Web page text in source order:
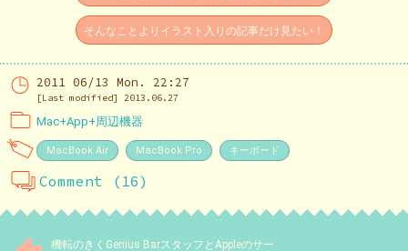
そんなことよりイラスト入りの記事だけ見たい！
2011 06/13 Mon. 22:27
[Last modified] 2013.06.27
Mac+App+周辺機器
MacBook Air MacBook Pro キーボード
Comment (16)
機転のきくGenius BarスタッフとAppleのサー